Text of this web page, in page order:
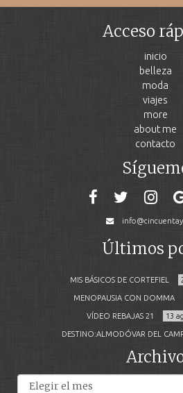
Acceso
inicio
belleza
moda
viajes
more
about me
contacto
Últimos
MIS BÁSICOS DE CORTEFIEL
MENOPAUSIA CON DOMMA
VÍDEO REBAJAS 21 13
DESTINO:ALMODÓVAR DEL